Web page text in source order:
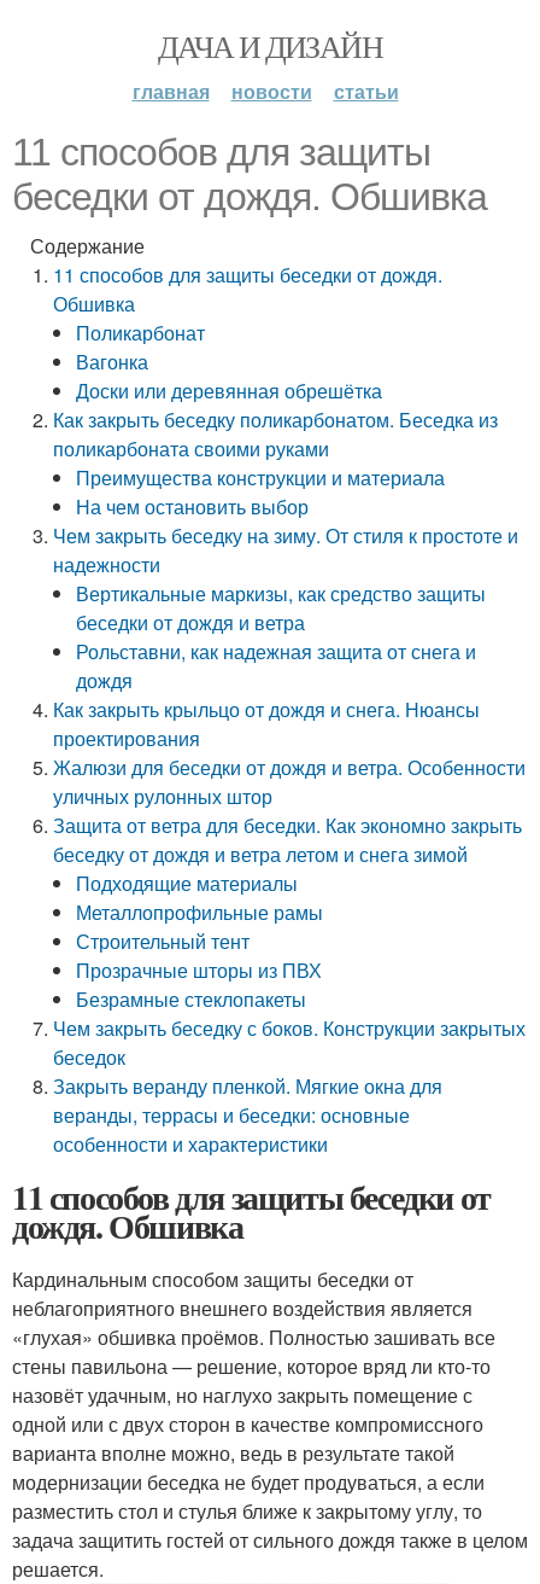
ДАЧА И ДИЗАЙН
главная новости статьи
11 способов для защиты
беседки от дождя. Обшивка
Содержание
11 способов для защиты беседки от дождя.
Обшивка
Поликарбонат
Вагонка
Доски или деревянная обрешётка
Как закрыть беседку поликарбонатом. Беседка из
поликарбоната своими руками
Преимущества конструкции и материала
На чем остановить выбор
Чем закрыть беседку на зиму. От стиля к простоте и
надежности
Вертикальные маркизы, как средство защиты
беседки от дождя и ветра
Рольставни, как надежная защита от снега и
дождя
Как закрыть крыльцо от дождя и снега. Нюансы
проектирования
Жалюзи для беседки от дождя и ветра. Особенности
уличных рулонных штор
Защита от ветра для беседки. Как экономно закрыть
беседку от дождя и ветра летом и снега зимой
Подходящие материалы
Металлопрофильные рамы
Строительный тент
Прозрачные шторы из ПВХ
Безрамные стеклопакеты
Чем закрыть беседку с боков. Конструкции закрытых
беседок
Закрыть веранду пленкой. Мягкие окна для
веранды, террасы и беседки: основные
особенности и характеристики
11 способов для защиты беседки от
дождя. Обшивка
Кардинальным способом защиты беседки от
неблагоприятного внешнего воздействия является
«глухая» обшивка проёмов. Полностью зашивать все
стены павильона — решение, которое вряд ли кто-то
назовёт удачным, но наглухо закрыть помещение с
одной или с двух сторон в качестве компромиссного
варианта вполне можно, ведь в результате такой
модернизации беседка не будет продуваться, а если
разместить стол и стулья ближе к закрытому углу, то
задача защитить гостей от сильного дождя также в целом
решается.